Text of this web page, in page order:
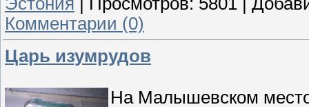
Комментарии (0)
Царь изумрудов
На Малышевском